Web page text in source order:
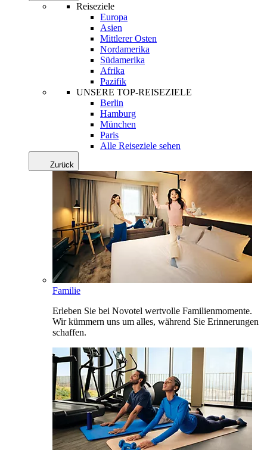
Reiseziele
Europa
Asien
Mittlerer Osten
Nordamerika
Südamerika
Afrika
Pazifik
UNSERE TOP-REISEZIELE
Berlin
Hamburg
München
Paris
Alle Reiseziele sehen
Zurück
Familie
Erleben Sie bei Novotel wertvolle Familienmomente.
Wir kümmern uns um alles, während Sie Erinnerungen
schaffen.